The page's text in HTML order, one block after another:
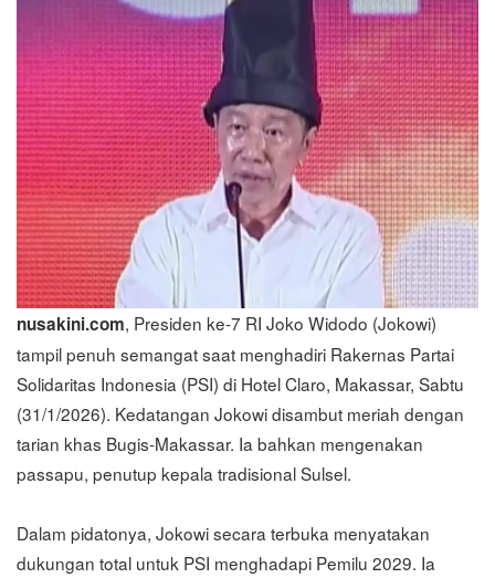
nusakini.com, Presiden ke-7 RI Joko Widodo (Jokowi)
tampil penuh semangat saat menghadiri Rakernas Partai
Solidaritas Indonesia (PSI) di Hotel Claro, Makassar, Sabtu
(31/1/2026). Kedatangan Jokowi disambut meriah dengan
tarian khas Bugis-Makassar. Ia bahkan mengenakan
passapu, penutup kepala tradisional Sulsel.
Dalam pidatonya, Jokowi secara terbuka menyatakan
dukungan total untuk PSI menghadapi Pemilu 2029. Ia